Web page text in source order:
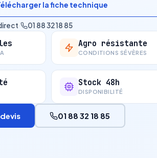
la fiche technique
· 01 88 32 18 85
Agro résistante
CONDITIONS SÉVÈRES
Stock 48h
DISPONIBILITÉ
01 88 32 18 85